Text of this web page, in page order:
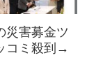
災害募金ツ
コミ殺到→